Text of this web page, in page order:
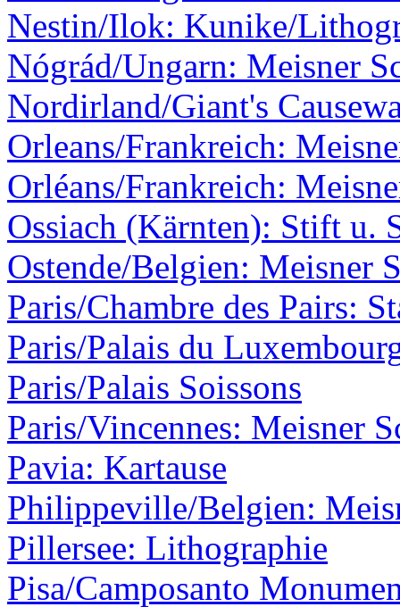
Nestin/Ilok: Kunike/
Nógrád/Ungarn: Meisner
Nordirland/Giant's
Orleans/Frankreich:
Orléans/Frankreich:
Ossiach (Kärnten): Stift u.
Ostende/Belgien: Meisner
Paris/Chambre des Pairs:
Paris/Palais du
Paris/Palais Soissons
Paris/Vincennes: Meisner
Pavia: Kartause
Philippeville/Belgien:
Pillersee: Lithographie
Pisa/Camposanto